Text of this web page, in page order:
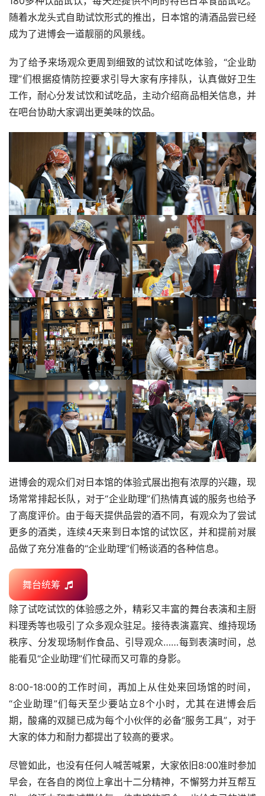
随着水龙头式自助试饮形式的推出，日本馆的清酒品尝已经
成为了进博会一道靓丽的风景线。
为了给予来场观众更周到细致的试饮和试吃体验，“企业助
理”们根据疫情防控要求引导大家有序排队，认真做好卫生
工作，耐心分发试饮和试吃品，主动介绍商品相关信息，并
在吧台协助大家调出更美味的饮品。
进博会的观众们对日本馆的体验式展出抱有浓厚的兴趣，现
场常常排起长队，对于“企业助理”们热情真诚的服务也给予
了高度评价。由于每天提供品尝的酒不同，有观众为了尝试
更多的酒类，连续4天来到日本馆的试饮区，并和提前对展
品做了充分准备的“企业助理”们畅谈酒的各种信息。
舞台统筹
除了试吃试饮的体验感之外，精彩又丰富的舞台表演和主厨
料理秀等也吸引了众多观众驻足。接待表演嘉宾、维持现场
秩序、分发现场制作食品、引导观众……每到表演时间，总
能看见“企业助理”们忙碌而又可靠的身影。
8:00-18:00的工作时间，再加上从住处来回场馆的时间，
“企业助理”们每天至少要站立8个小时，尤其在进博会后
期，酸痛的双腿已成为每个小伙伴的必备“服务工具”，对于
大家的体力和耐力都提出了较高的要求。
尽管如此，也没有任何人喊苦喊累，大家依旧8:00准时参加
早会，在各自的岗位上拿出十二分精神，不懈努力并互帮互